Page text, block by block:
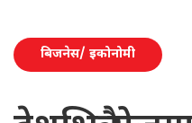
बिजनेस/ इकोनोमी